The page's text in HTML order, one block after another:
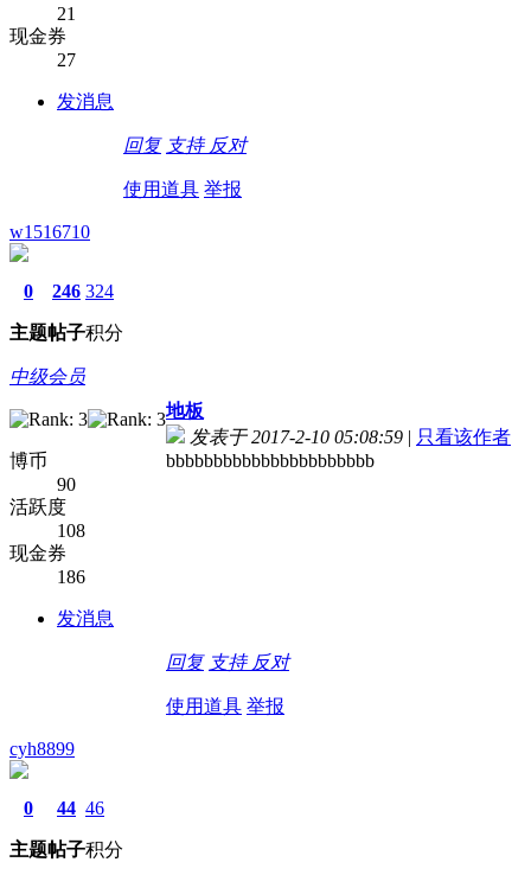
21
现金券
27
发消息
回复 支持 反对
使用道具 举报
w1516710
0
主题
246
帖子
324
积分
中级会员
博币
90
活跃度
108
现金券
186
发消息
地板
发表于 2017-2-10 05:08:59 | 只看该作者
bbbbbbbbbbbbbbbbbbbbbb
回复 支持 反对
使用道具 举报
cyh8899
0
主题
44
帖子
46
积分